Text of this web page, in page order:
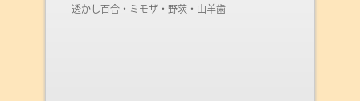
透かし百合・ミモザ・野茨・山羊歯